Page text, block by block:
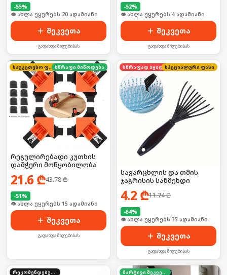
-55%
🛒 ბოლო 24სთ-ში იყიდა 32-მა
შეკვეთა
გადახდა მიღებისას
-52%
🛒 ბოლო 24სთ-ში იყიდა 6-მა
შეკვეთა
გადახდა მიღებისას
საუკეთესო ფასი სწრაფი მიწოდება
რეგულირებადი კუთხის
დამჭერი მოწყობილობა
21.6 ₾43.78₾
-51%
🛒 ბოლო 24სთ-ში იყიდა 19-მა
შეკვეთა
გადახდა მიღებისას
სწრაფად იყიდება
სპეციალური ფასი
სავარცხლის და თმის
ჯაგრისის საწმენდი
4.2 ₾11.74₾
-64%
🛒 ბოლო 24სთ-ში იყიდა 53-მა
შეკვეთა
გადახდა მიღებისას